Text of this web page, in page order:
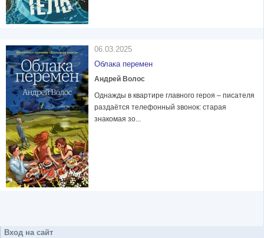
06.03.2025
Облака перемен
Андрей Волос
Однажды в квартире главного героя – писателя
раздаётся телефонный звонок: старая
знакомая зо...
Вход на сайт